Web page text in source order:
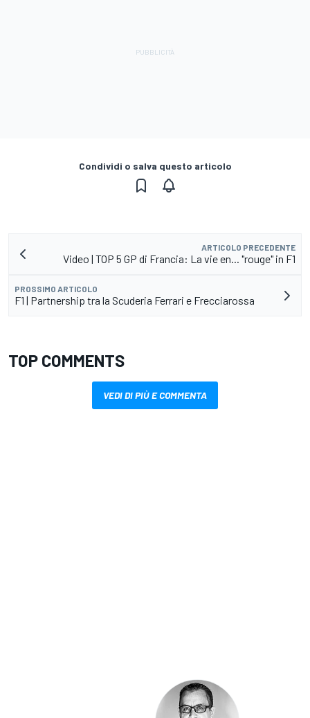
Condividi o salva questo articolo
ARTICOLO PRECEDENTE
Video | TOP 5 GP di Francia: La vie en... "rouge" in F1
PROSSIMO ARTICOLO
F1 | Partnership tra la Scuderia Ferrari e Frecciarossa
TOP COMMENTS
VEDI DI PIÙ E COMMENTA